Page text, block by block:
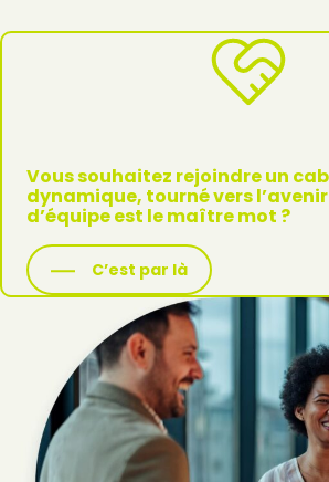
Vous souhaitez rejoindre un
dynamique, tourné vers
d’équipe est le maître mot ?
C’est par là